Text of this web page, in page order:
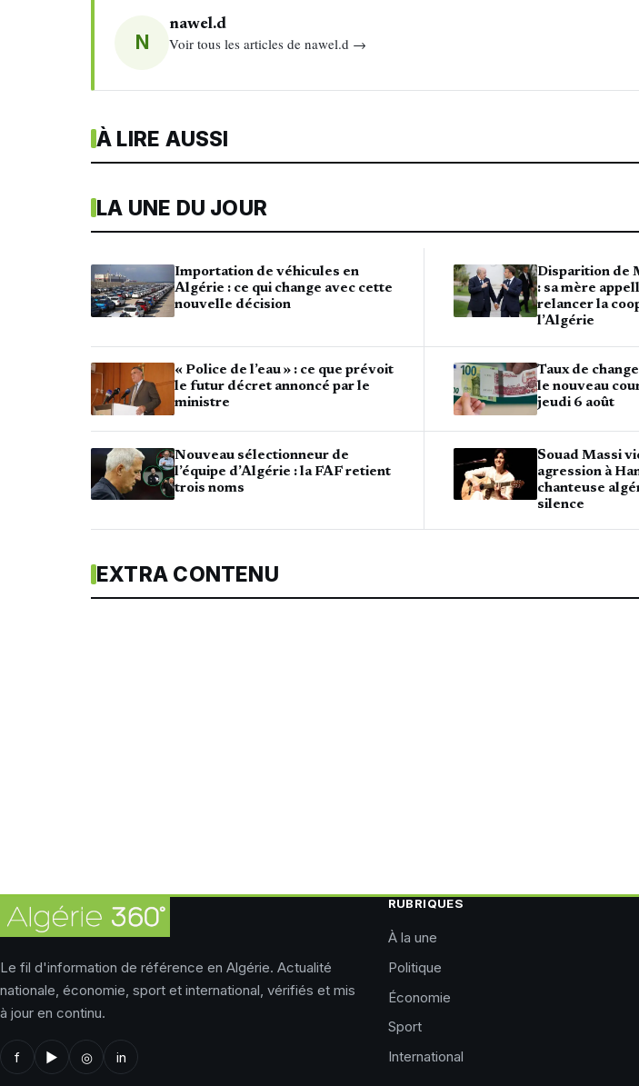
N
nawel.d
Voir tous les articles de nawel.d →
À LIRE AUSSI
LA UNE DU JOUR
Importation de véhicules en
Algérie : ce qui change avec cette
nouvelle décision
« Police de l’eau » : ce que prévoit
le futur décret annoncé par le
ministre
Nouveau sélectionneur de
l’équipe d’Algérie : la FAF retient
trois noms
Disparition de
: sa mère
relancer la
l’Algérie
Taux de
le nouveau
jeudi 6 août
Souad Massi
agression à
chanteuse
silence
EXTRA CONTENU
Le fil d'information de référence en Algérie. Actualité
nationale, économie, sport et international, vérifiés et mis
à jour en continu.
f ▶ ◎ in
RUBRIQUES
À la une
Politique
Économie
Sport
International